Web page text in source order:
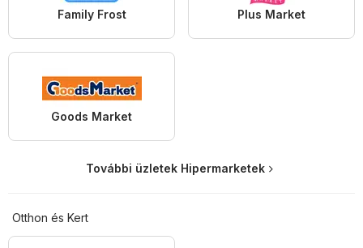
Family Frost Plus Market
Goods Market
További üzletek Hipermarketek
Otthon és Kert